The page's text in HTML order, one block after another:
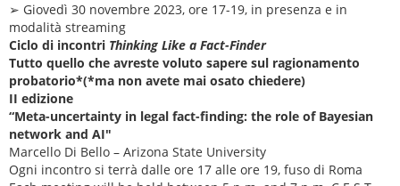
➢ Giovedì 30 novembre 2023, ore 17-19, in presenza e in
modalità streaming
Ciclo di incontri Thinking Like a Fact-Finder
Tutto quello che avreste voluto sapere sul ragionamento
probatorio*(*ma non avete mai osato chiedere)
II edizione
“Meta-uncertainty in legal fact-finding: the role of Bayesian
network and AI"
Marcello Di Bello – Arizona State University
Ogni incontro si terrà dalle ore 17 alle ore 19, fuso di Roma